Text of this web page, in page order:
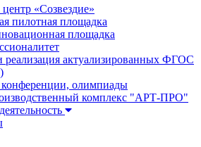
«Созвездие»
пилотная площадка
площадка
реализация актуализированных ФГОС
олимпиады
комплекс "АРТ-ПРО"